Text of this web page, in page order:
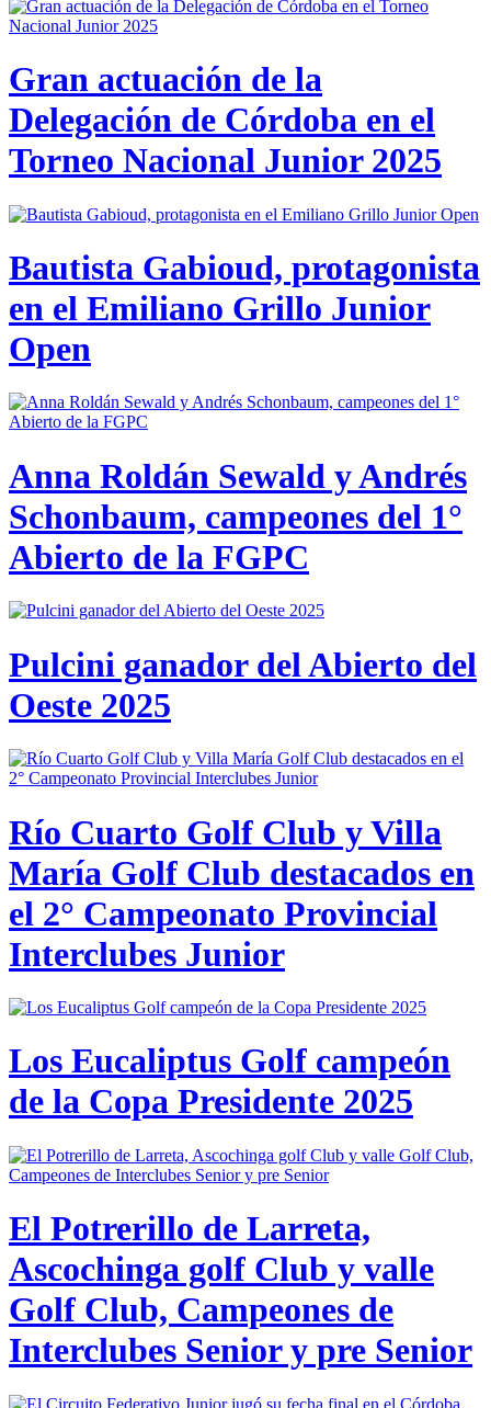
Gran actuación de la
Delegación de Córdoba en el
Torneo Nacional Junior 2025
Bautista Gabioud, protagonista
en el Emiliano Grillo Junior
Open
Anna Roldán Sewald y Andrés
Schonbaum, campeones del 1°
Abierto de la FGPC
Pulcini ganador del Abierto del
Oeste 2025
Río Cuarto Golf Club y Villa
María Golf Club destacados en
el 2° Campeonato Provincial
Interclubes Junior
Los Eucaliptus Golf campeón
de la Copa Presidente 2025
El Potrerillo de Larreta,
Ascochinga golf Club y valle
Golf Club, Campeones de
Interclubes Senior y pre Senior